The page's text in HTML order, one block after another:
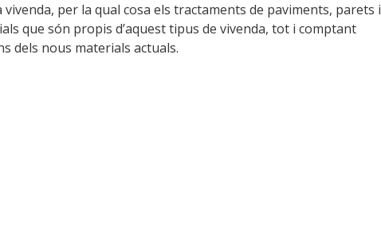
vivenda, per la qual cosa els tractaments de paviments, parets i
que són propis d’aquest tipus de vivenda, tot i comptant
dels nous materials actuals.